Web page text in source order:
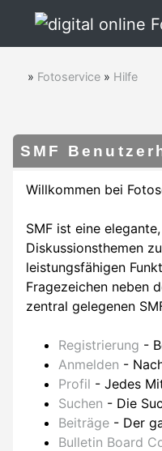
» Fotoservice » Hilfe
SMF
Willkommen bei
SMF ist eine
Diskussionsthemen
leistungsfähigen
Fragezeichen neben
zentral gelegenen
Registrierung -
Anmelden -
Profil - Jedes
Suchen - Die
Beiträge - Der
Bulletin Board